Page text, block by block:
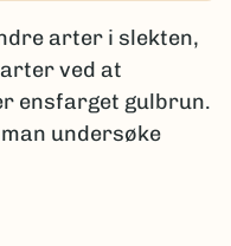
arter i slekten,
ved at
ensfarget gulbrun.
undersøke